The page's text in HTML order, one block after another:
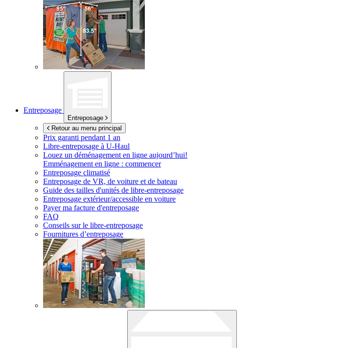
Entreposage
Entreposage
Retour au menu principal
Prix garanti pendant 1 an
Libre-entreposage à U-Haul
Louez un déménagement en ligne aujourd’hui!
Emménagement en ligne : commencer
Entreposage climatisé
Entreposage de VR, de voiture et de bateau
Guide des tailles d'unités de libre-entreposage
Entreposage extérieur/accessible en voiture
Payer ma facture d'entreposage
FAQ
Conseils sur le libre-entreposage
Fournitures d’entreposage